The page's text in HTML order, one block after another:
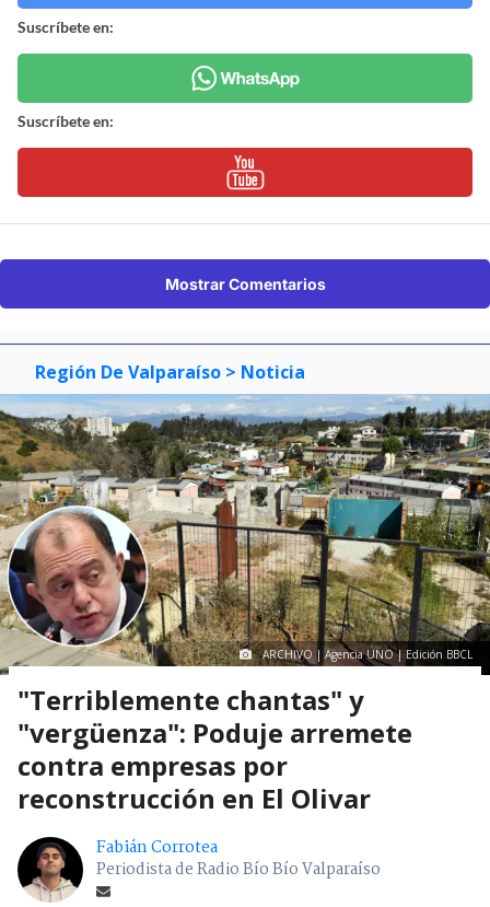
Suscríbete en:
Suscríbete en:
Mostrar Comentarios
Región De Valparaíso > Noticia
ARCHIVO | Agencia UNO | Edición BBCL
"Terriblemente chantas" y
"vergüenza": Poduje arremete
contra empresas por
reconstrucción en El Olivar
Fabián Corrotea
Periodista de Radio Bío Bío Valparaíso